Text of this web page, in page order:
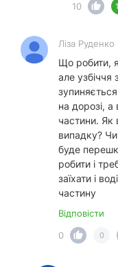
10
Ліза Руденко
Що робити,
але узбіччя
на дорозі, а
частини. Як
випадку?
буде
робити і
заїхати і
частину
Відповісти
0
0